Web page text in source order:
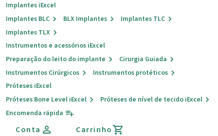
Implantes iExcel
Implantes BLC
BLX Implantes
Implantes TLC
Implantes TLX
Instrumentos e acessórios iExcel
Preparação do leito do implante
Cirurgia Guiada
Instrumentos Cirúrgicos
Instrumentos protéticos
Próteses iExcel
Próteses Bone Level iExcel
Próteses de nível de tecido iExcel
Encomenda rápida
Conta Carrinho